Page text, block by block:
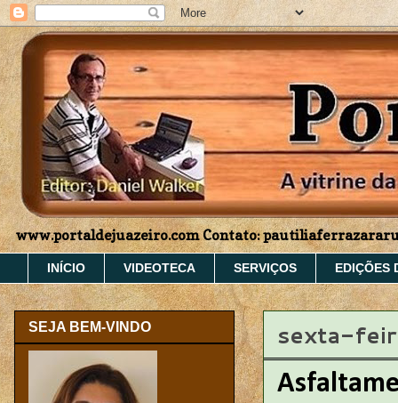
www.portaldejuazeiro.com Contato:
INÍCIO VIDEOTECA SERVIÇOS EDIÇÕES
sexta-
SEJA BEM-VINDO